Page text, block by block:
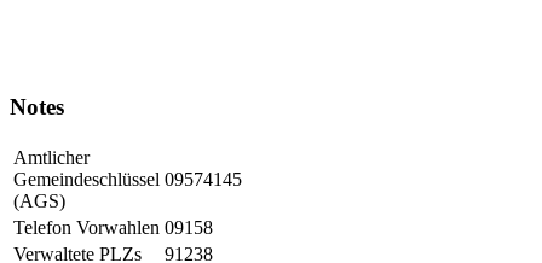
Notes
Amtlicher
Gemeindeschlüssel
(AGS)
09574145
Telefon Vorwahlen 09158
Verwaltete PLZs
91238